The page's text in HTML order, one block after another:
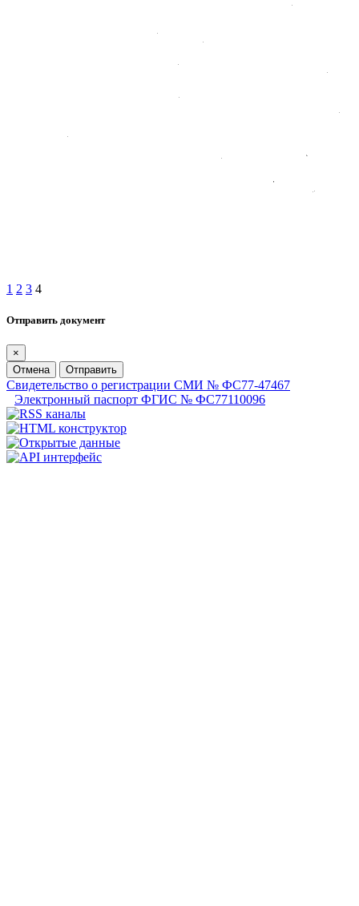
1 2 3 4
Отправить документ
×
Отмена
Отправить
Свидетельство о регистрации СМИ № ФС77-47467
Электронный паспорт ФГИС № ФС77110096